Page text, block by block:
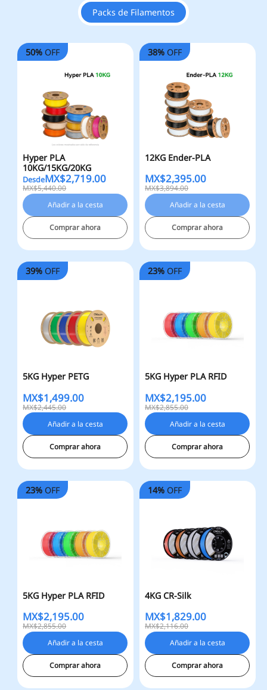
Packs de Filamentos
50% OFF
Hyper PLA
10KG/15KG/20KG
DesdeMX$2,719.00
MX$5,440.00
Añadir a la cesta
Comprar ahora
38%OFF
12KG Ender-PLA
MX$2,395.00
MX$3,894.00
Añadir a la cesta
Comprar ahora
39% OFF
5KG Hyper PETG
MX$1,499.00
MX$2,445.00
Añadir a la cesta
Comprar ahora
23%OFF
5KG Hyper PLA RFID
MX$2,195.00
MX$2,855.00
Añadir a la cesta
Comprar ahora
23% OFF
5KG Hyper PLA RFID
MX$2,195.00
MX$2,855.00
Añadir a la cesta
Comprar ahora
14%OFF
4KG CR-Silk
MX$1,829.00
MX$2,116.00
Añadir a la cesta
Comprar ahora